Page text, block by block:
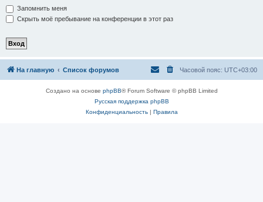
Запомнить меня
Скрыть моё пребывание на конференции в этот раз
На главную Список форумов Часовой пояс: UTC+03:00
Создано на основе phpBB® Forum Software © phpBB Limited
Русская поддержка phpBB
Конфиденциальность| Правила